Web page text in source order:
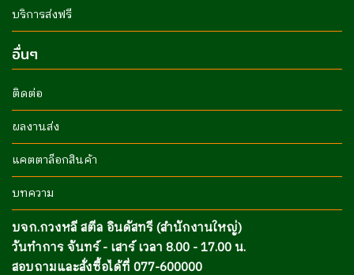
บริการส่งฟรี
อื่นๆ
ติดต่อ
ผลงานส่ง
แคตตาล็อกสินค้า
บทความ
บจก.กวงหลี สตีล อินดัสทรี (สำนักงานใหญ่)
วันทำการ จันทร์ - เสาร์ เวลา 8.00 - 17.00 น.
สอบถามและสั่งซื้อได้ที่ 077-600000